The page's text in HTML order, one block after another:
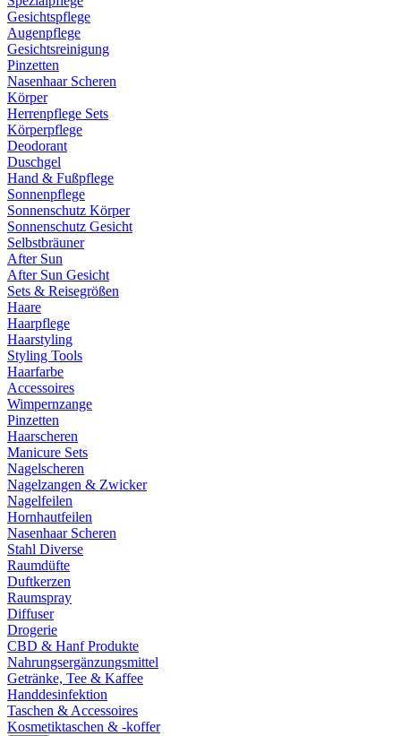
Gesichtspflege
Augenpflege
Gesichtsreinigung
Pinzetten
Nasenhaar Scheren
Körper
Herrenpflege Sets
Körperpflege
Deodorant
Duschgel
Hand & Fußpflege
Sonnenpflege
Sonnenschutz Körper
Sonnenschutz Gesicht
Selbstbräuner
After Sun
After Sun Gesicht
Sets & Reisegrößen
Haare
Haarpflege
Haarstyling
Styling Tools
Haarfarbe
Accessoires
Wimpernzange
Pinzetten
Haarscheren
Manicure Sets
Nagelscheren
Nagelzangen & Zwicker
Nagelfeilen
Hornhautfeilen
Nasenhaar Scheren
Stahl Diverse
Raumdüfte
Duftkerzen
Raumspray
Diffuser
Drogerie
CBD & Hanf Produkte
Nahrungsergänzungsmittel
Getränke, Tee & Kaffee
Handdesinfektion
Taschen & Accessoires
Kosmetiktaschen & -koffer